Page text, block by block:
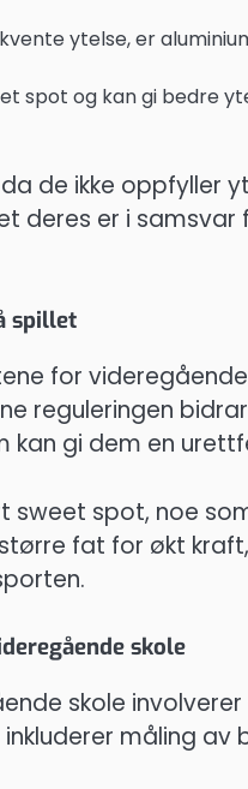
ytelse, er
spot og kan gi bedre
de ikke oppfyller
deres er i
spillet
for
reguleringen
kan gi dem en
spot, noe
fat for økt
skole
skole
måling